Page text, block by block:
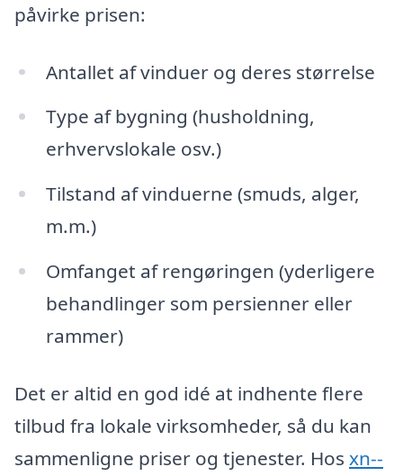
påvirke prisen:
Antallet af vinduer og deres størrelse
Type af bygning (husholdning,
erhvervslokale osv.)
Tilstand af vinduerne (smuds, alger,
m.m.)
Omfanget af rengøringen (yderligere
behandlinger som persienner eller
rammer)
Det er altid en god idé at indhente flere
tilbud fra lokale virksomheder, så du kan
sammenligne priser og tjenester. Hos xn--